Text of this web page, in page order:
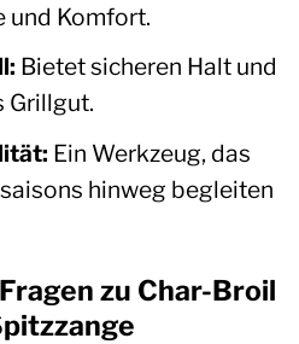
und Komfort.
Bietet sicheren Halt und
Grillgut.
Ein Werkzeug, das
hinweg begleiten
zu Char-Broil